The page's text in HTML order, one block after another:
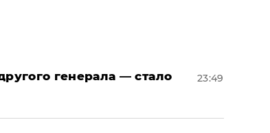
генерала — стало
23:49